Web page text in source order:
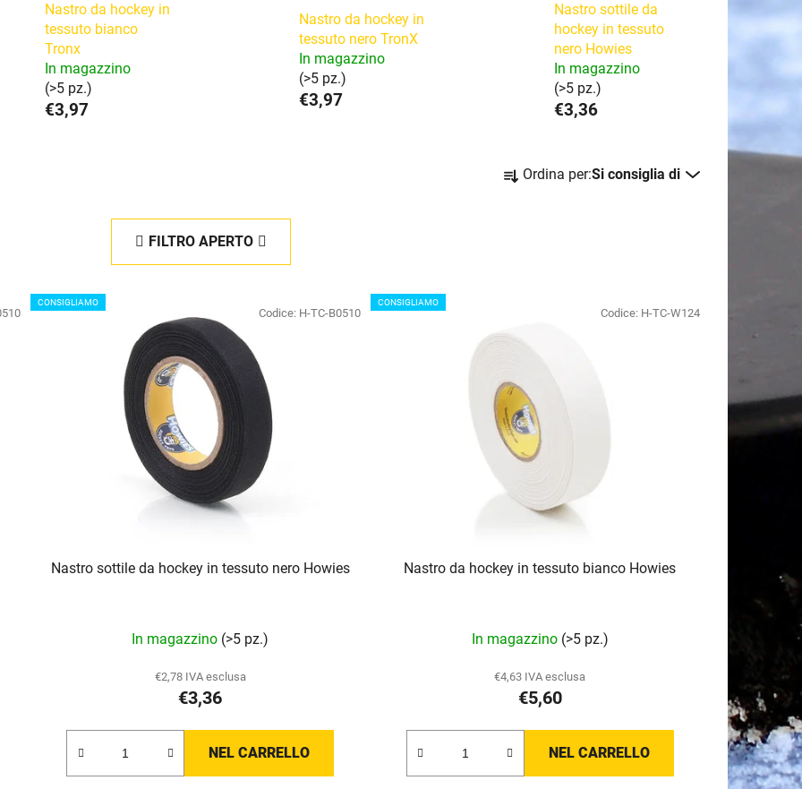
Nastro da hockey in
tessuto bianco
Tronx
In magazzino
(>5 pz.)
€3,97
Nastro da hockey in
tessuto nero TronX
In magazzino
(>5 pz.)
€3,97
Nastro sottile da
hockey in tessuto
nero Howies
In magazzino
(>5 pz.)
€3,36
r
o
d
e
p
o
i
Ordina per:Si consiglia di
FILTRO APERTO
CONSIGLIAMO
Nastro sottile da hockey in tessuto nero Howies
In magazzino (>5 pz.)
€2,78 IVA esclusa
€3,36
NEL CARRELLO
Codice: H-TC-B0510
CONSIGLIAMO
Nastro da hockey in tessuto bianco Howies
valutazione
media
del
In magazzino (>5 pz.)
€4,63 IVA esclusa
€5,60
NEL CARRELLO
Codice: H-TC-W124